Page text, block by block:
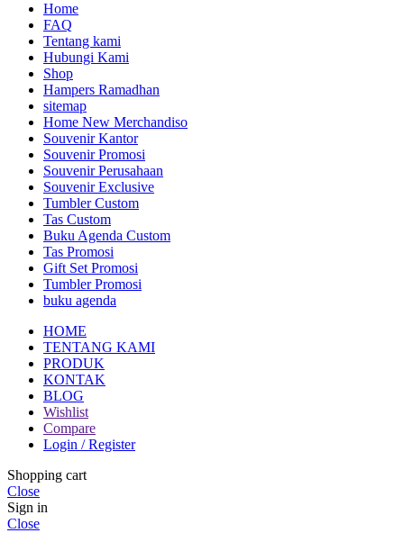
Home
FAQ
Tentang kami
Hubungi Kami
Shop
Hampers Ramadhan
sitemap
Home New Merchandiso
Souvenir Kantor
Souvenir Promosi
Souvenir Perusahaan
Souvenir Exclusive
Tumbler Custom
Tas Custom
Buku Agenda Custom
Tas Promosi
Gift Set Promosi
Tumbler Promosi
buku agenda
HOME
TENTANG KAMI
PRODUK
KONTAK
BLOG
Wishlist
Compare
Login / Register
Shopping cart
Close
Sign in
Close